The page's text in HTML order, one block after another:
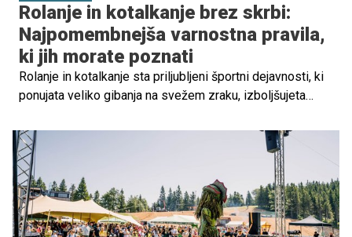
Rolanje in kotalkanje brez skrbi:
Najpomembnejša varnostna pravila,
ki jih morate poznati
Rolanje in kotalkanje sta priljubljeni športni dejavnosti, ki
ponujata veliko gibanja na svežem zraku, izboljšujeta
pri otrocih kot odraslih. A čeprav sta zabavni, prinašata
tudi določena tveganja za poškodbe, zato mora biti
varnost vedno na prvem mestu.